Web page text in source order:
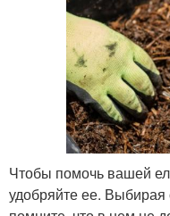
Чтобы помочь вашей
удобряйте ее. Выбирая